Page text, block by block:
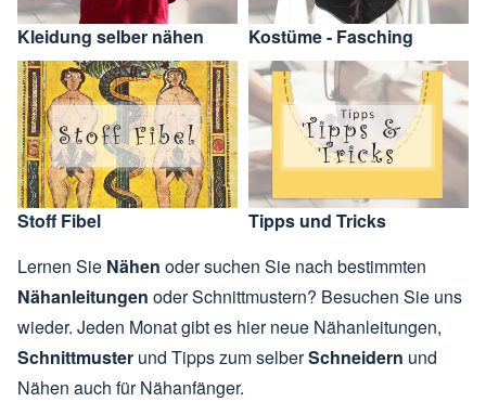
Kleidung selber nähen Kostüme - Fasching
Stoff Fibel
Tipps und Tricks
Lernen Sie Nähen oder suchen Sie nach bestimmten
Nähanleitungen oder Schnittmustern? Besuchen Sie uns
wieder. Jeden Monat gibt es hier neue Nähanleitungen,
Schnittmuster und Tipps zum selberSchneidern und
Nähen auch für Nähanfänger.